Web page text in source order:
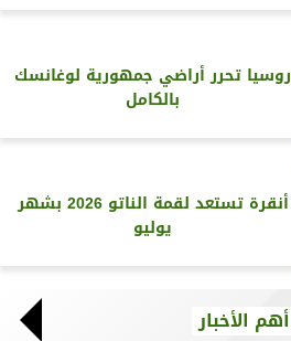
روسيا تحرر أراضي جمهورية لوغانسك
بالكامل
أنقرة تستعد لقمة الناتو 2026 بشهر
يوليو
أهم الأخبار